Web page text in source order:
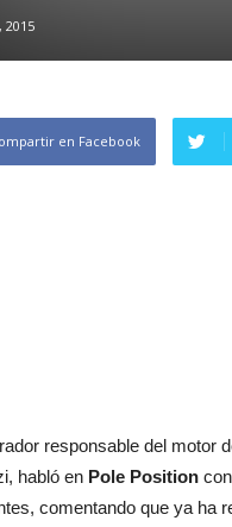
2015
en Facebook
responsable del motor
habló en Pole Position
comentando que ya ha